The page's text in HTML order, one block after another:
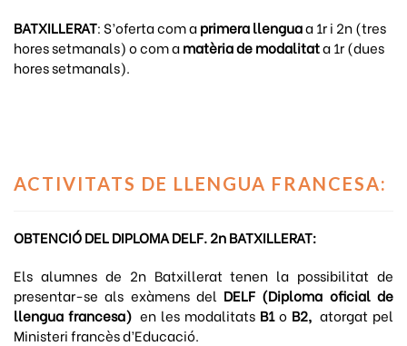
BATXILLERAT: S’oferta com aprimera llenguaa 1r i 2n (tres
hores setmanals) o com amatèria de modalitata 1r (dues
hores setmanals).
ACTIVITATS DE LLENGUA FRANCESA:
OBTENCIÓ DEL DIPLOMA DELF. 2n BATXILLERAT:
Els alumnes de 2n Batxillerat tenen la possibilitat de
presentar-se als exàmens del DELF (Diploma oficial de
llengua francesa)en les modalitats B1o B2,atorgat pel
Ministeri francès d’Educació.